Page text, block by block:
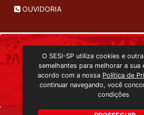
OUVIDORIA
TRANSMISSÃO ON-
EDITORA SESI-SP
CONSULTA AO
O SESI-SP utiliza cookies e
semelhantes para melhorar a sua
acordo com a nossa Política de
continuar navegando, você
condições